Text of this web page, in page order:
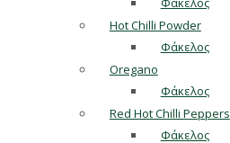
Hot Chilli Powder
Φάκελος
Oregano
Φάκελος
Red Hot Chilli Peppers
Φάκελος